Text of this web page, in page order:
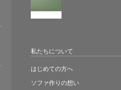
私たちについて
はじめての方へ
ソファ作りの想い